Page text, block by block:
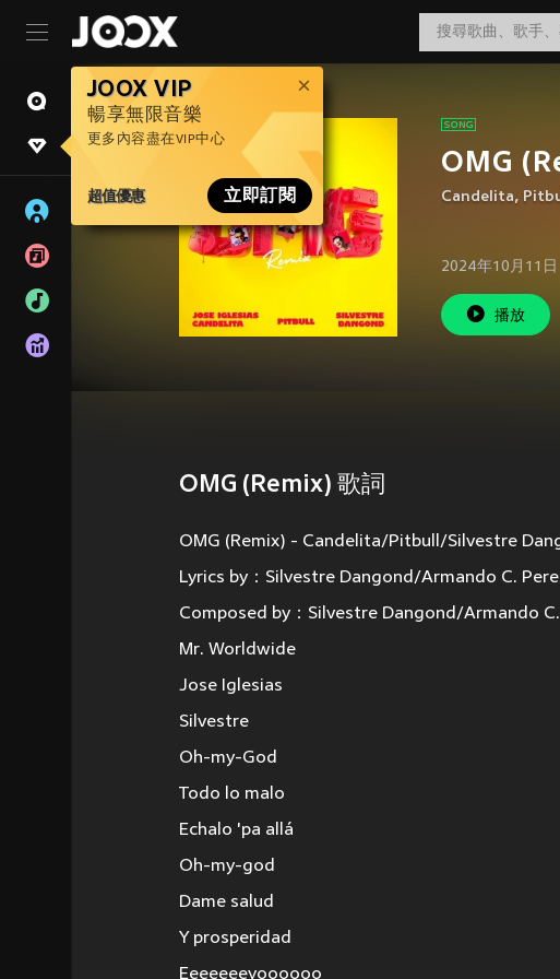
JOOX VIP
暢享無限音樂
更多內容盡在VIP中心
超值優惠 立即訂閱
OMG
Candelita,
2024年10月11日
播放
OMG (Remix) 歌詞
OMG (Remix) - Candelita/Pitbull/Silvestre
Lyrics by：Silvestre Dangond/Armando C.
Composed by：Silvestre Dangond/Armando
Mr. Worldwide
Jose Iglesias
Silvestre
Oh-my-God
Todo lo malo
Echalo 'pa allá
Oh-my-god
Dame salud
Y prosperidad
Eeeeeeeyoooooo